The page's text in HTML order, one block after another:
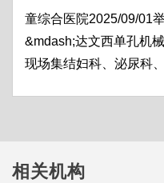
童综合医院2025/09/01
&mdash;达文西单孔机
现场集结妇科、泌尿科
一百例的里程碑 活动由
相关机构